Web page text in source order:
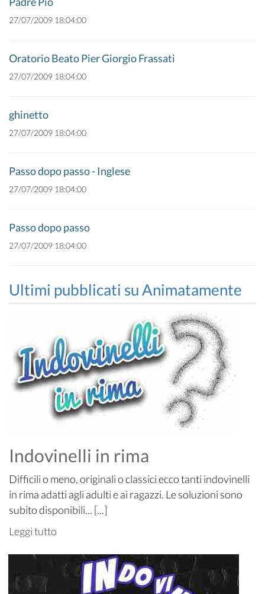
27/07/2009 18:04:00
Oratorio Beato Pier Giorgio Frassati
27/07/2009 18:04:00
ghinetto
27/07/2009 18:04:00
Passo dopo passo - Inglese
27/07/2009 18:04:00
Passo dopo passo
27/07/2009 18:04:00
Ultimi pubblicati su Animatamente
Indovinelli in rima
Difficili o meno, originali o classici ecco tanti indovinelli
in rima adatti agli adulti e ai ragazzi. Le soluzioni sono
subito disponibili... [...]
Leggi tutto